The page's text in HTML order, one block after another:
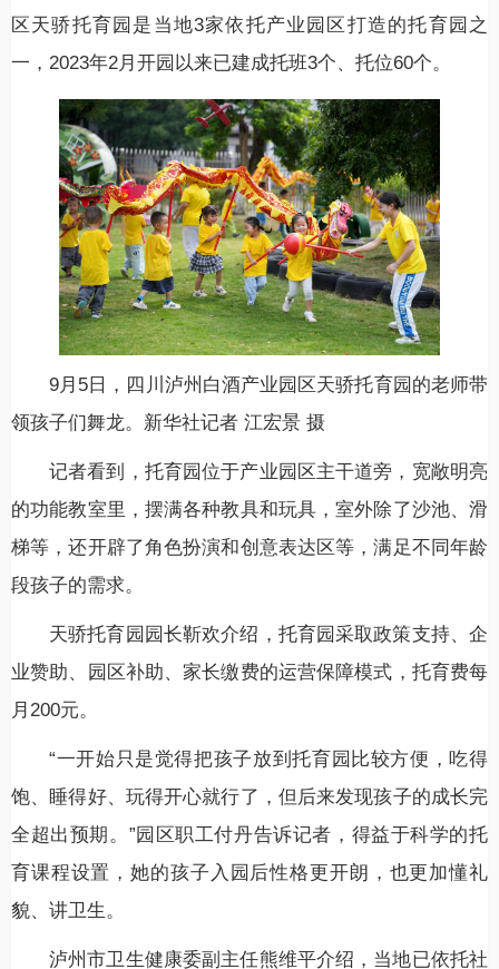
区天骄托育园是当地3家依托产业园区打造的托育园之
一，2023年2月开园以来已建成托班3个、托位60个。
9月5日，四川泸州白酒产业园区天骄托育园的老师带
领孩子们舞龙。新华社记者 江宏景 摄
记者看到，托育园位于产业园区主干道旁，宽敞明亮
的功能教室里，摆满各种教具和玩具，室外除了沙池、滑
梯等，还开辟了角色扮演和创意表达区等，满足不同年龄
段孩子的需求。
天骄托育园园长靳欢介绍，托育园采取政策支持、企
业赞助、园区补助、家长缴费的运营保障模式，托育费每
月200元。
“一开始只是觉得把孩子放到托育园比较方便，吃得
饱、睡得好、玩得开心就行了，但后来发现孩子的成长完
全超出预期。”园区职工付丹告诉记者，得益于科学的托
育课程设置，她的孩子入园后性格更开朗，也更加懂礼
貌、讲卫生。
泸州市卫生健康委副主任熊维平介绍，当地已依托社